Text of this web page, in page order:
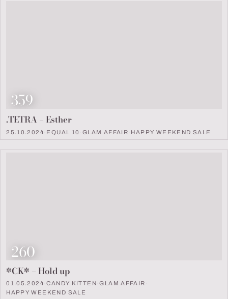
Look Nummer
359
.TETRA – Esther
25.10.2024 EQUAL 10 GLAM AFFAIR HAPPY WEEKEND SALE
Look Nummer
260
*CK* – Hold up
01.05.2024 ·CANDY KITTEN ·GLAM AFFAIR
HAPPY WEEKEND SALE